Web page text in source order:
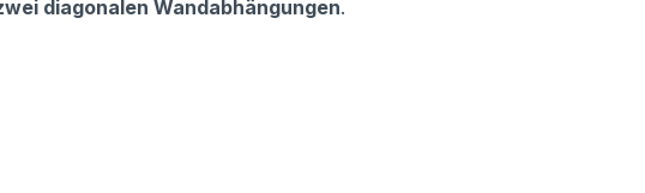
diagonalen Wandabhängungen.